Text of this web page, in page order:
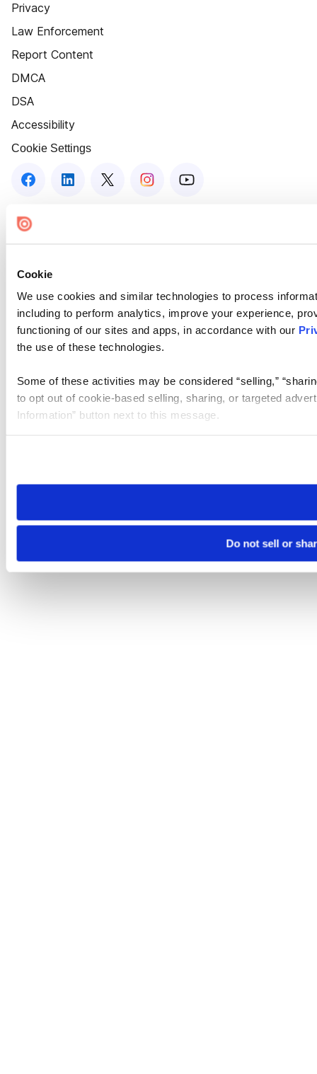
Cookie
We use cookies and similar technologies to process
including to perform analytics, improve your experience,
functioning of our sites and apps, in accordance with our
the use of these technologies.
Some of these activities may be considered “selling,”
to opt out of cookie-based selling, sharing, or targeted
Information” button next to this message.
need to be set again.
Do not sell or
Privacy
Law Enforcement
Report Content
DMCA
DSA
Accessibility
Cookie Settings